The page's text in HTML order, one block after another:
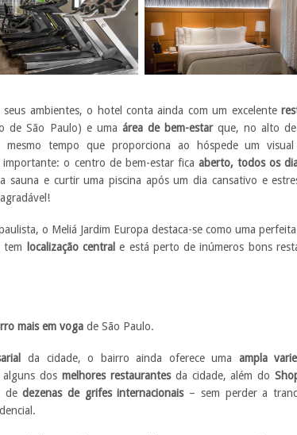
ambientes, o hotel conta ainda com um excelente
de São Paulo) e uma área de bem-estarque, no alto de
mesmo tempo que proporciona ao hóspede um
o centro de bem-estar fica aberto, todos os
sauna e curtir uma piscina após um dia cansativo e
o Meliá Jardim Europa destaca-se como uma
tem
localização central e está perto de inúmeros bons
mais em voga de São Paulo.
da cidade, o bairro ainda oferece uma ampla
dos melhores restaurantesda cidade, além do
dedezenas de grifes internacionais– sem perder a